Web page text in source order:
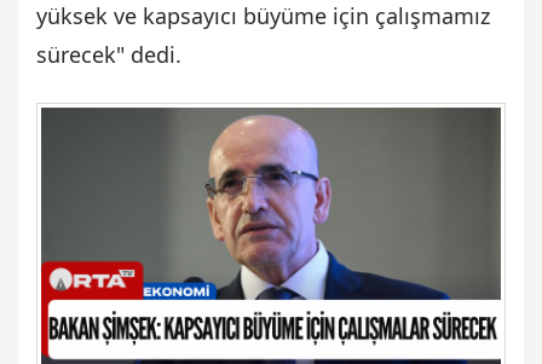
yüksek ve kapsayıcı büyüme için çalışmamız
sürecek" dedi.